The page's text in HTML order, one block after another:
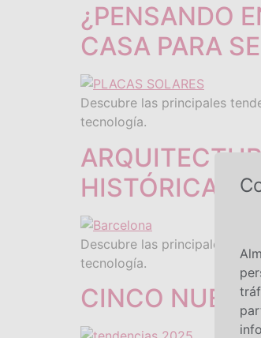
¿PENSANDO
CASA PARA
Descubre las principales
tecnología.
HISTÓRICAS
Descubre las principales
tecnología.
CINCO